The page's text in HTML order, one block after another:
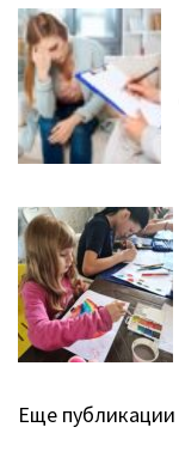
Еще публикации